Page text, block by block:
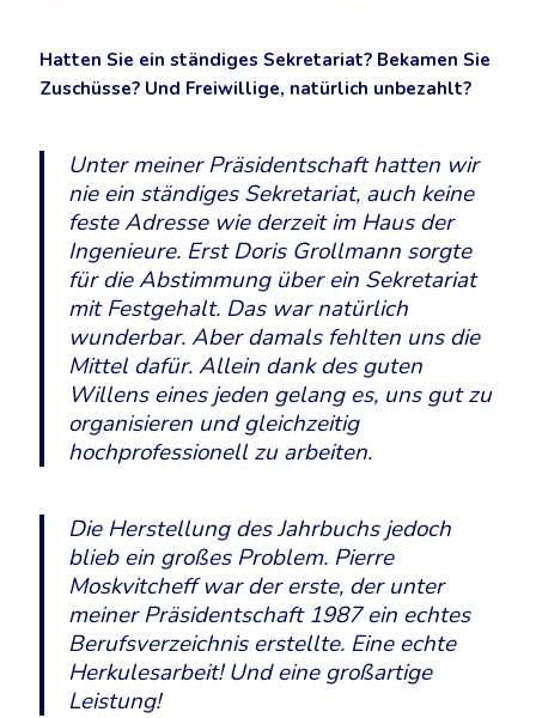
Hatten Sie ein ständiges Sekretariat? Bekamen Sie
Zuschüsse? Und Freiwillige, natürlich unbezahlt?
Unter meiner Präsidentschaft hatten wir
nie ein ständiges Sekretariat, auch keine
feste Adresse wie derzeit im Haus der
Ingenieure. Erst Doris Grollmann sorgte
für die Abstimmung über ein Sekretariat
mit Festgehalt. Das war natürlich
wunderbar. Aber damals fehlten uns die
Mittel dafür. Allein dank des guten
Willens eines jeden gelang es, uns gut zu
organisieren und gleichzeitig
hochprofessionell zu arbeiten.
Die Herstellung des Jahrbuchs jedoch
blieb ein großes Problem. Pierre
Moskvitcheff war der erste, der unter
meiner Präsidentschaft 1987 ein echtes
Berufsverzeichnis erstellte. Eine echte
Herkulesarbeit! Und eine großartige
Leistung!